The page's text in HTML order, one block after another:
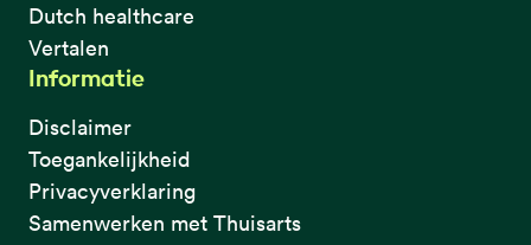
Dutch healthcare
Vertalen
Informatie
Disclaimer
Toegankelijkheid
Privacyverklaring
Samenwerken met Thuisarts